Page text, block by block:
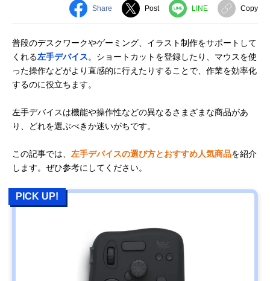
Share Post LINE Copy
普段のデスクワークやゲーミング、イラスト制作をサポートして
くれる左手デバイス。ショートカットを登録したり、マウスを使
った操作などがより直感的に行えたりすることで、作業を効率化
するのに役立ちます。
左手デバイスは機能や操作性などの異なるさまざまな商品があ
り、どれを選ぶべきか迷いがちです。
この記事では、 左手デバイスの選び方とおすすめ人気商品を紹介
します。ぜひ参考にしてください。
PICK UP!